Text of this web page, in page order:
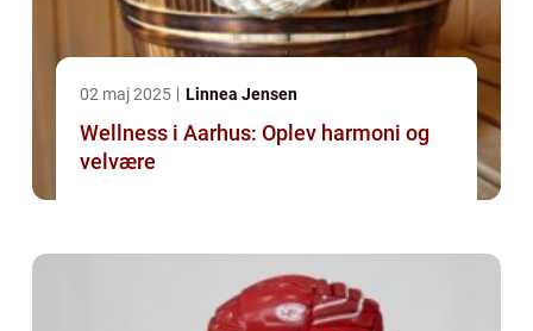
02 maj 2025 Linnea Jensen
Wellness i Aarhus: Oplev harmoni og
velvære